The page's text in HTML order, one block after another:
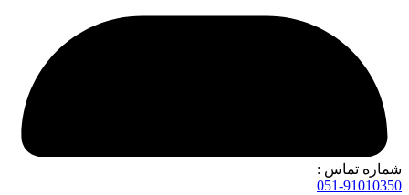
شماره تماس :
051-91010350